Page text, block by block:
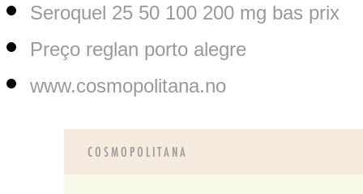
Seroquel 25 50 100 200 mg bas prix
Preço reglan porto alegre
www.cosmopolitana.no